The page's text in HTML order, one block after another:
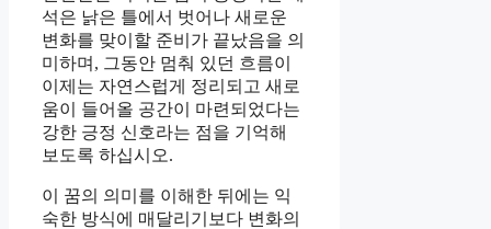
석은 낡은 틀에서 벗어나 새로운
변화를 맞이할 준비가 끝났음을 의
미하며, 그동안 멈춰 있던 흐름이
이제는 자연스럽게 정리되고 새로
움이 들어올 공간이 마련되었다는
강한 긍정 신호라는 점을 기억해
보도록 하십시오.
이 꿈의 의미를 이해한 뒤에는 익
숙한 방식에 매달리기보다 변화의